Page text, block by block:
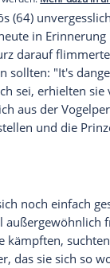
System (NES)
aus der
Für viele
"The
es
um den von
mit einem Klick